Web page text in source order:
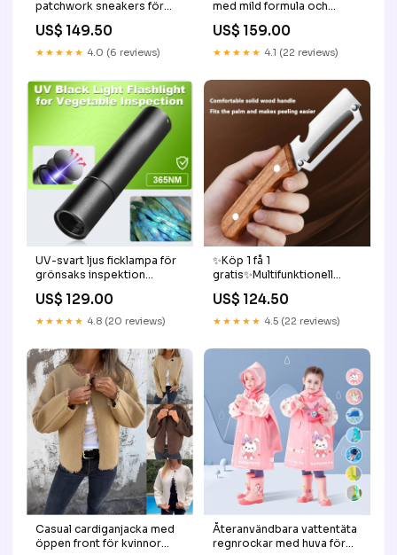
patchwork sneakers för
shirts
US$ 149.50
★★★★★ 4.0 (6 reviews)
med mild formula och
få 1 GRATIS! ♻️ Father\'s Day
US$ 159.00
★★★★★ 4.1 (22 reviews)
UV-svart ljus ficklampa för
grönsaks inspektion
aluminiumlegering
US$ 129.00
★★★★★ 4.8 (20 reviews)
✨Köp 1 få 1
gratis✨Multifunktionell
Accessories
US$ 124.50
★★★★★ 4.5 (22 reviews)
Casual cardiganjacka med
öppen front för kvinnor
Återanvändbara vattentäta
regnrockar med huva för